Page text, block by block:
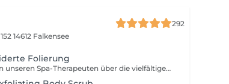
292
14612 Falkensee
Folierung
Lassen Sie sich von unseren Spa-Therapeuten über die vielfältigen Möglichkeiten für unsere geschätzten Kunden beraten.